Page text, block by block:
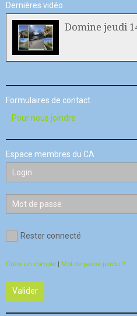
Dernières vidéo
Domine jeudi
Formulaires de contact
Pour nous joindre
Espace membres du CA
Rester connecté
Créer un compte Mot de passe perdu ?
Valider